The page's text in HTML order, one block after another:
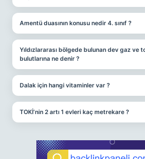
Amentü duasının konusu nedir 4. sınıf ?
Yıldızlararası bölgede bulunan dev gaz ve
bulutlarına ne denir ?
Dalak için hangi vitaminler var ?
TOKİ’nin 2 artı 1 evleri kaç metrekare ?